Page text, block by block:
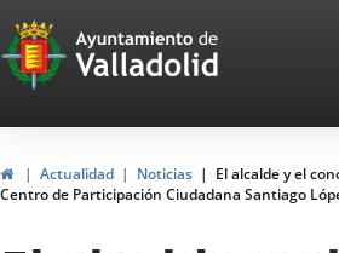
Portal
Web
del
Ayuntamiento
de
InicioActualidad Noticias
El alcalde y el
Centro de Participación Ciudadana Santiago